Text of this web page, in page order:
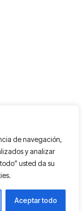
de navegación,
y analizar
usted da su
Aceptar todo